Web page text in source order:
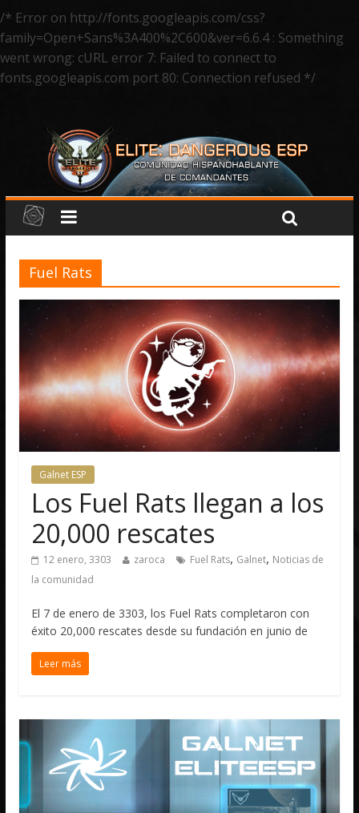
/* Error on http://fonts.googleapis.com/css?
family=Open+Sans%3A400%2C600&ver=6.6.4 : Something
went wrong: cURL error 7: Failed to connect to
fonts.googleapis.com port 80: Connection refused */
Fuel Rats
Galnet ESP
Los Fuel Rats llegan a los
20,000 rescates
12 enero, 3303 zaroca Fuel Rats, Galnet, Noticias de
la comunidad
El 7 de enero de 3303, los Fuel Rats completaron con
éxito 20,000 rescates desde su fundación en junio de
Leer más